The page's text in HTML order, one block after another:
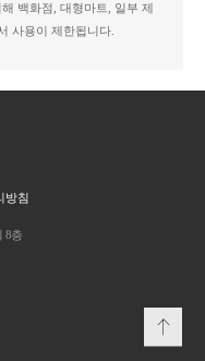
백화점, 대형마트, 일부 제
사용이 제한됩니다.
방침
8층